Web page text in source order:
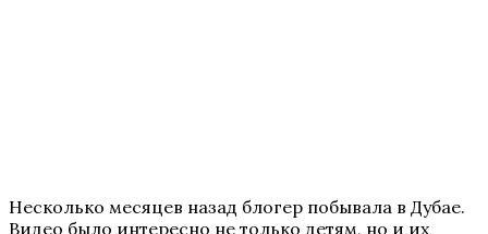
Несколько месяцев назад блогер побывала в Дубае.
Видео было интересно не только детям, но и их